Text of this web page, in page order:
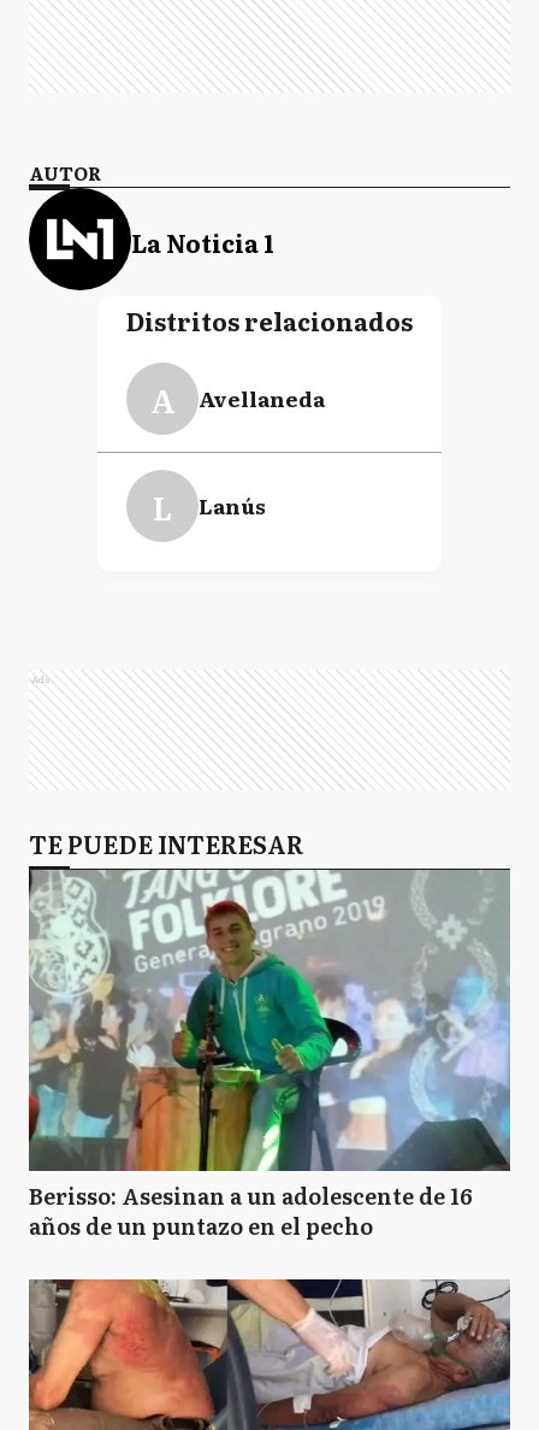
AUTOR
La Noticia 1
Distritos relacionados
A Avellaneda
L Lanús
Ads
TE PUEDE INTERESAR
Berisso: Asesinan a un adolescente de 16
años de un puntazo en el pecho